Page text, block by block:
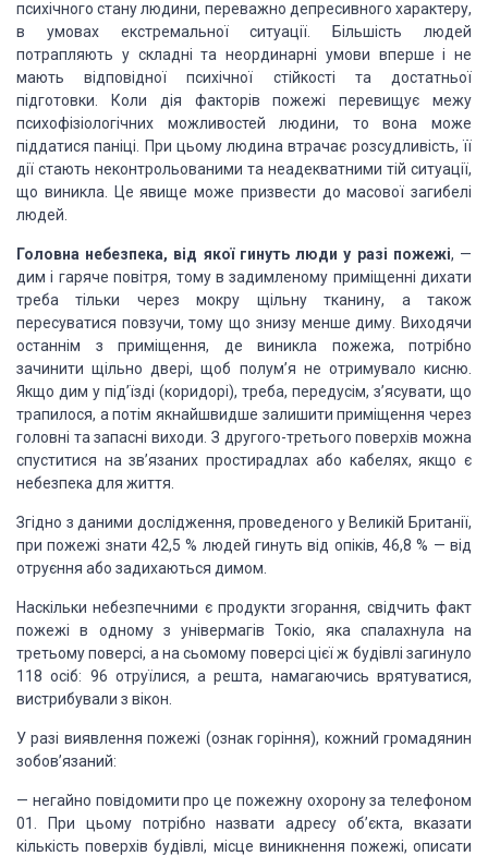
психічного стану людини, переважно депресивного характеру,
в умовах екстремальної ситуації. Більшість людей
потрапляють у складні та неординарні умови вперше і не
мають відповідної психічної стійкості та достатньої
підготовки. Коли дія факторів пожежі перевищує межу
психофізіологічних можливостей людини, то вона може
піддатися паніці. При цьому людина втрачає розсудливість, її
дії стають неконтрольованими та неадекватними тій ситуації,
що виникла. Це явище може призвести до масової загибелі
людей.
Головна небезпека, від якої гинуть люди у разі пожежі, —
дим і гаряче повітря, тому в задимленому приміщенні дихати
треба тільки через мокру щільну тканину, а також
пересуватися повзучи, тому що знизу менше диму. Виходячи
останнім з приміщення, де виникла пожежа, потрібно
зачинити щільно двері, щоб полум’я не отримувало кисню.
Якщо дим у під’їзді (коридорі), треба, передусім, з’ясувати, що
трапилося, а потім якнайшвидше залишити приміщення через
головні та запасні виходи. З другого-третього поверхів можна
спуститися на зв’язаних простирадлах або кабелях, якщо є
небезпека для життя.
Згідно з даними дослідження, проведеного у Великій Британії,
при пожежі знати 42,5 % людей гинуть від опіків, 46,8 % — від
отруєння або задихаються димом.
Наскільки небезпечними є продукти згорання, свідчить факт
пожежі в одному з універмагів Токіо, яка спалахнула на
третьому поверсі, а на сьомому поверсі цієї ж будівлі загинуло
118 осіб: 96 отруїлися, а решта, намагаючись врятуватися,
вистрибували з вікон.
У разі виявлення пожежі (ознак горіння), кожний громадянин
зобов’язаний:
— негайно повідомити про це пожежну охорону за телефоном
01. При цьому потрібно назвати адресу об’єкта, вказати
кількість поверхів будівлі, місце виникнення пожежі, описати